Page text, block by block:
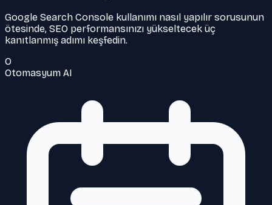
Google Search Console kullanımı nasıl yapılır sorusunun
ötesinde, SEO performansınızı yükseltecek üç
kanıtlanmış adımı keşfedin.
O
Otomasyum AI